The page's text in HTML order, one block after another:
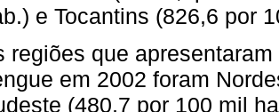
e Tocantins (826,6 por
regiões que
em 2002 foram
(480,7 por 100 mil